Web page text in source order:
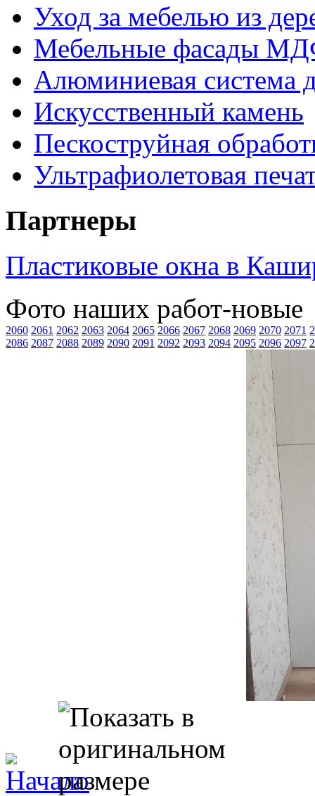
Уход за мебелью из
Мебельные фасады
Алюминиевая система
Искусственный камень
Пескоструйная
Ультрафиолетовая
Партнеры
Пластиковые окна в
Фото наших работ-новые
2060 2061 2062 2063 2064 2065 2066 2067 2068 2069 2070 2071
2086 2087 2088 2089 2090 2091 2092 2093 2094 2095 2096 2097